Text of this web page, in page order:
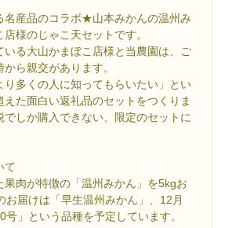
名産品のコラボ★山本みかんの温州み
様のじゃこ天セットです。
いる大山かまぼこ店様と当農園は、ご
ら親交があります。
り多くの人に知ってもらいたい」とい
えた面白い返礼品のセットをつくりま
でしか購入できない、限定のセットに
て
果肉が特徴の「温州みかん」を5kgお
お届けは「早生温州みかん」、12月
」という品種を予定しています。